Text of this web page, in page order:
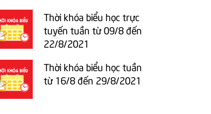
Thời khóa biểu học trực
tuyến tuần từ 09/8 đến
22/8/2021
Thời khóa biểu học tuần
từ 16/8 đến 29/8/2021